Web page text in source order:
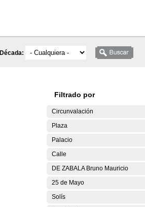
Década:
Filtrado por
Circunvalación
Plaza
Palacio
Calle
DE ZABALA Bruno Mauricio
25 de Mayo
Solís